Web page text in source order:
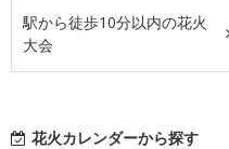
駅から徒歩10分以内の花火
大会
花火カレンダーから探す